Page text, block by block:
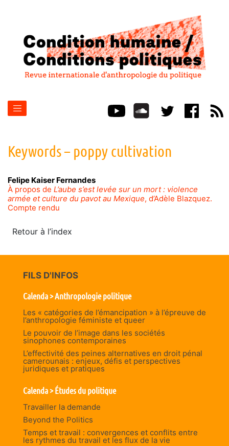
Keywords – poppy cultivation
Felipe Kaiser Fernandes
À propos de L’aube s’est levée sur un mort : violence
armée et culture du pavot au Mexique, d’Adèle Blazquez.
Compte rendu
Retour à l’index
FILS D'INFOS
Calenda > Anthropologie politique
Les « catégories de l’émancipation » à l’épreuve de
l’anthropologie féministe et queer
Le pouvoir de l’image dans les sociétés
sinophones contemporaines
L’effectivité des peines alternatives en droit pénal
camerounais : enjeux, défis et perspectives
juridiques et pratiques
Calenda > Études du politique
Travailler la demande
Beyond the Politics
Temps et travail : convergences et conflits entre
les rythmes du travail et les flux de la vie